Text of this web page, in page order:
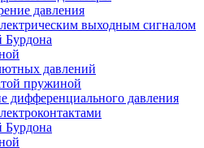
давления
выходным сигналом
Бурдона
давлений
пружиной
дифференциального давления
Бурдона